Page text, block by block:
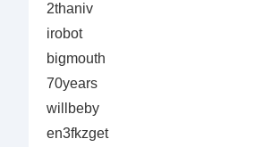
2thaniv
irobot
bigmouth
70years
willbeby
en3fkzget